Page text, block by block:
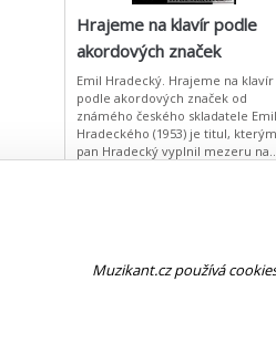
Hrajeme na klavír podle
akordových značek
Emil Hradecký. Hrajeme na klavír
podle akordových značek od
známého českého skladatele
Hradeckého (1953) je titul, kterým
pan Hradecký vyplnil mezeru na
329 Kč KOUPIT
Muzikant.cz používá